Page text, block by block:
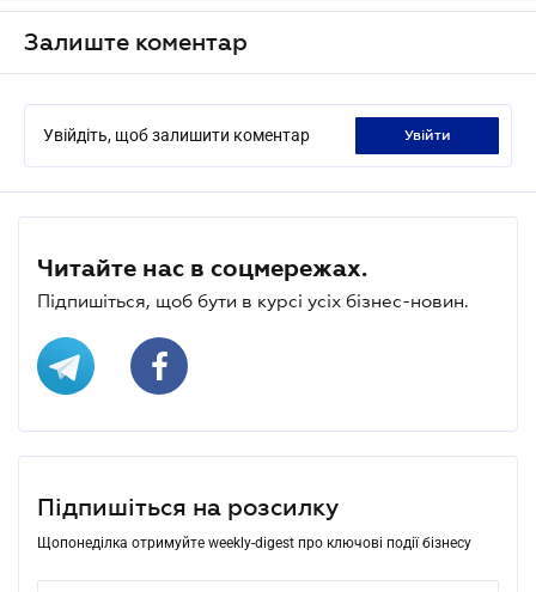
Залиште коментар
Увійдіть, щоб залишити коментар увійти
Читайте нас в соцмережах.
Підпишіться, щоб бути в курсі усіх бізнес-новин.
Підпишіться на розсилку
Щопонеділка отримуйте weekly-digest про ключові події бізнесу